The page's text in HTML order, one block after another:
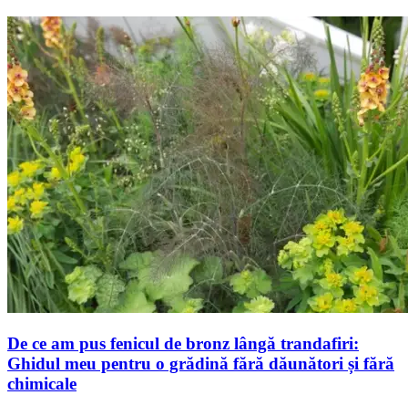
De ce am pus fenicul de bronz lângă trandafiri:
Ghidul meu pentru o grădină fără dăunători și fără
chimicale